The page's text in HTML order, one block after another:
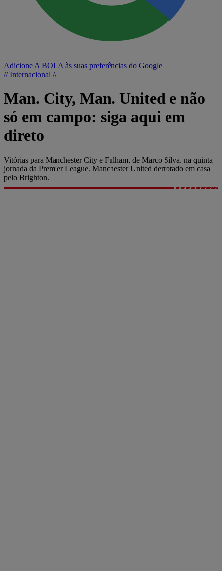
Adicione A BOLA às suas preferências do Google
// Internacional //
Man. City, Man. United e não
só em campo: siga aqui em
direto
Vitórias para Manchester City e Fulham, de Marco Silva, na quinta
jornada da Premier League. Manchester United derrotado em casa
pelo Brighton.